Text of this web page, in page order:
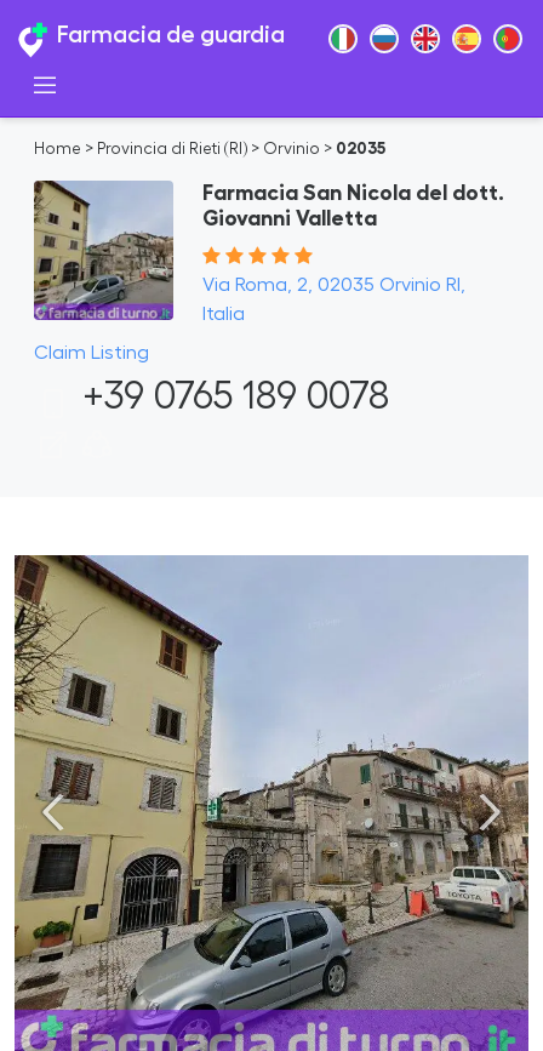
Farmacia de guardia
Home > Provincia di Rieti (RI) > Orvinio > 02035
Farmacia San Nicola del dott.
Giovanni Valletta
Via Roma, 2, 02035 Orvinio RI,
Italia
Claim Listing
+39 0765 189 0078